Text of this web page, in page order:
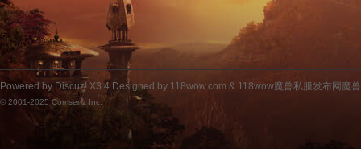
Powered by Discuz! X3.4 Designed by 118wow.com & 118wow魔兽私服发布网魔
© 2001-2025 Comsenz Inc.